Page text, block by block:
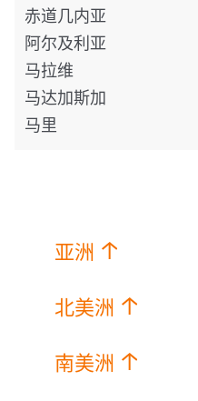
赤道几内亚
阿尔及利亚
马拉维
马达加斯加
马里
亚洲
北美洲
南美洲